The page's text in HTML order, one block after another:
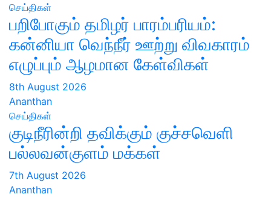
செய்திகள்
பறிபோகும் தமிழர் பாரம்பரியம்:
கன்னியா வெந்நீர் ஊற்று விவகாரம்
எழுப்பும் ஆழமான கேள்விகள்
8th August 2026
Ananthan
செய்திகள்
குடிநீரின்றி தவிக்கும் குச்சவெளி
பல்லவன்குளம் மக்கள்
7th August 2026
Ananthan